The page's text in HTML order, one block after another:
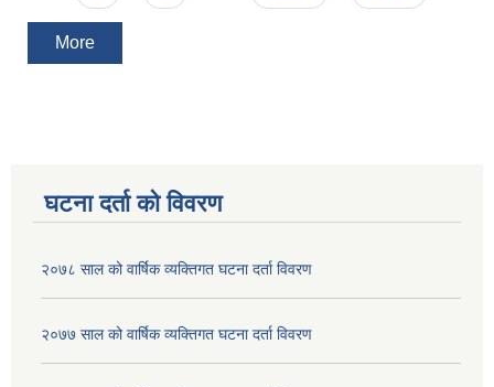
More
घटना दर्ता को विवरण
२०७८ साल को वार्षिक व्यक्तिगत घटना दर्ता विवरण
२०७७ साल को वार्षिक व्यक्तिगत घटना दर्ता विवरण